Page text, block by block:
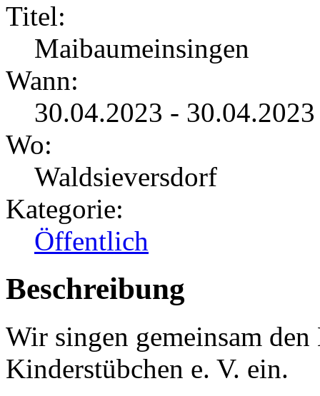
Titel:
Maibaumeinsingen
Wann:
30.04.2023 -
Wo:
Waldsieversdorf
Kategorie:
Öffentlich
Beschreibung
Wir singen gemeinsam
Kinderstübchen e. V. ein.